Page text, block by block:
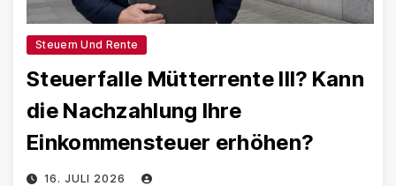
Steuern Und Rente
Steuerfalle Mütterrente III? Kann
die Nachzahlung Ihre
Einkommensteuer erhöhen?
16. JULI 2026